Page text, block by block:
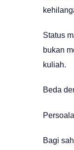
Status
bukan
kuliah.
Beda
Bagi